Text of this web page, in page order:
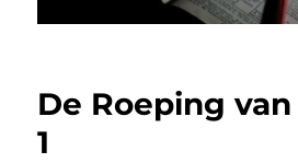
De Roeping
1